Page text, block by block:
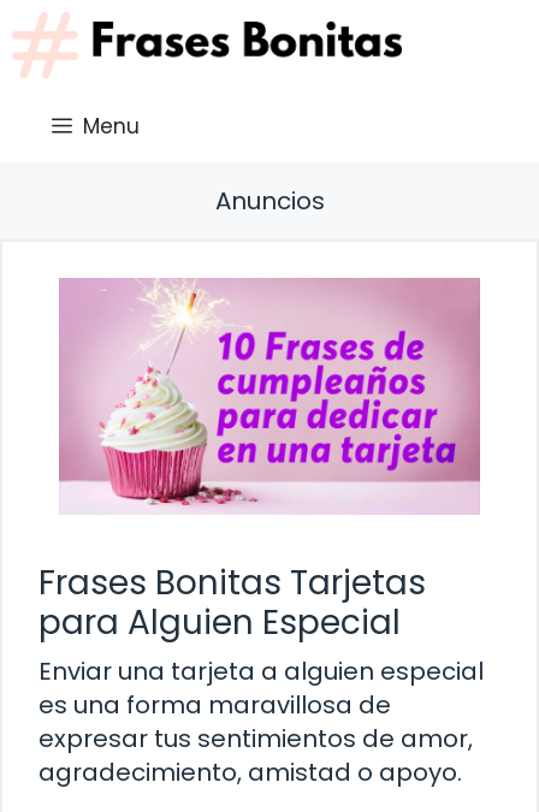
Saltar
al
contenido
Menu
Anuncios
Frases Bonitas Tarjetas
para Alguien Especial
Enviar una tarjeta a alguien especial
es una forma maravillosa de
expresar tus sentimientos de amor,
agradecimiento, amistad o apoyo.